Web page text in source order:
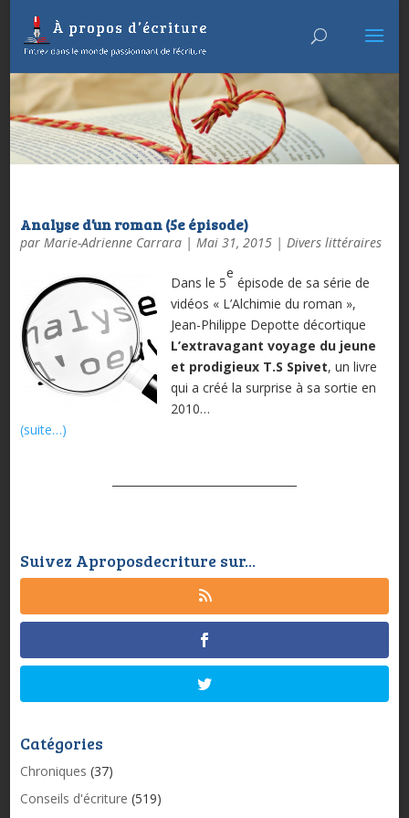
Analyse d’un roman (5e épisode)
par Marie-Adrienne Carrara| Mai 31, 2015| Divers littéraires
Dans le 5
e
épisode de sa série de
vidéos « L’Alchimie du roman »,
Jean-Philippe Depotte décortique
L’extravagant voyage du jeune
et prodigieux T.S Spivet, un livre
qui a créé la surprise à sa sortie en
2010…
(suite…)
Suivez Aproposdecriture sur...
Catégories
Chroniques (37)
Conseils d'écriture (519)